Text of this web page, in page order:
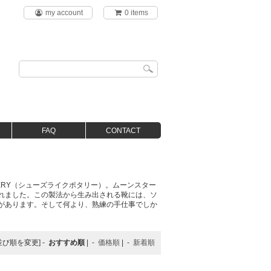
my account 0 items
FAQ CONTACT
（シューズライクポタリー）。ムーンスター
した。この製法から生み出される靴には、ソ
あります。そして何より、熟練の手仕事でしか
び順を変更] - おすすめ順 | - 価格順 | - 新着順